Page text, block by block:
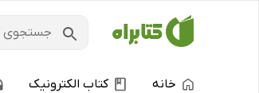
خانه کتاب الکترونیک